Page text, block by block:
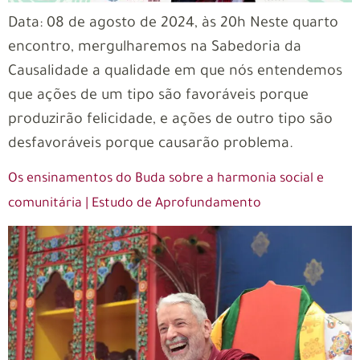
Data: 08 de agosto de 2024, às 20h Neste quarto
encontro, mergulharemos na Sabedoria da
Causalidade a qualidade em que nós entendemos
que ações de um tipo são favoráveis porque
produzirão felicidade, e ações de outro tipo são
desfavoráveis porque causarão problema.
Os ensinamentos do Buda sobre a harmonia social e
comunitária | Estudo de Aprofundamento